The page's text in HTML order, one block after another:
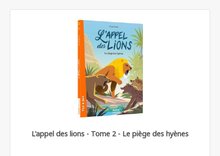
L'appel des lions - Tome 2 - Le piège des hyènes